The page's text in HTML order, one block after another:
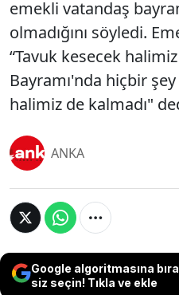
emekli vatandaş
olmadığını söyledi.
“Tavuk kesecek
Bayramı'nda hiçbir
halimiz de kalmadı"
ANKA
Google algoritmasına
siz seçin! Tıkla ve ekle